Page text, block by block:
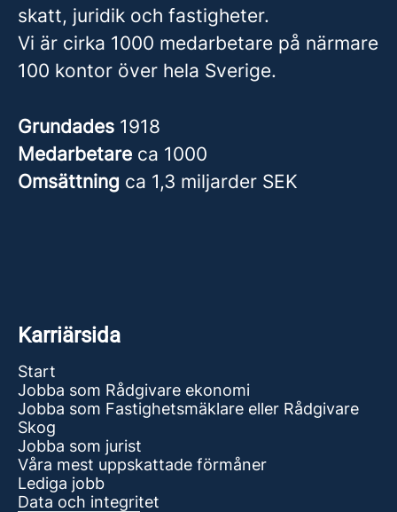
skatt, juridik och fastigheter.
Vi är cirka 1000 medarbetare på närmare
100 kontor över hela Sverige.
Grundades 1918
Medarbetare ca 1000
Omsättning ca 1,3 miljarder SEK
Karriärsida
Start
Jobba som Rådgivare ekonomi
Jobba som Fastighetsmäklare eller Rådgivare
Skog
Jobba som jurist
Våra mest uppskattade förmåner
Lediga jobb
Data och integritet